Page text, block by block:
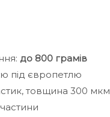
до 800 грамів
під європетлю
товщина 300 мкм